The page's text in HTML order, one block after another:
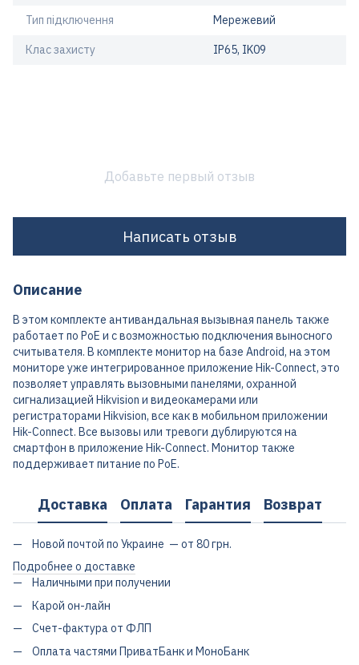
Тип підключення Мережевий
Клас захисту IP65, IK09
Добавьте первый отзыв
Написать отзыв
Описание
В этом комплекте антивандальная вызывная панель также
работает по PoE и с возможностью подключения выносного
считывателя. В комплекте монитор на базе Android, на этом
мониторе уже интегрированное приложение Hik-Connect, это
позволяет управлять вызовными панелями, охранной
сигнализацией Hikvision и видеокамерами или
регистраторами Hikvision, все как в мобильном приложении
Hik-Connect. Все вызовы или тревоги дублируются на
смартфон в приложение Hik-Connect. Монитор также
поддерживает питание по PoE.
Доставка Оплата Гарантия Возврат
Новой почтой по Украине — от 80 грн.
Подробнее о доставке
Наличными при получении
Карой он-лайн
Счет-фактура от ФЛП
Оплата частями ПриватБанк и МоноБанк